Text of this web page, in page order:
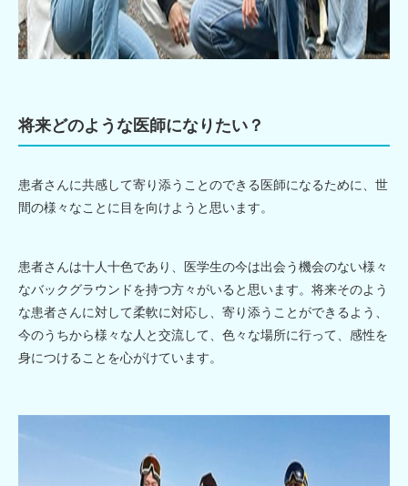
将来どのような医師になりたい？
患者さんに共感して寄り添うことのできる医師になるために、世
間の様々なことに目を向けようと思います。
患者さんは十人十色であり、医学生の今は出会う機会のない様々
なバックグラウンドを持つ方々がいると思います。将来そのよう
な患者さんに対して柔軟に対応し、寄り添うことができるよう、
今のうちから様々な人と交流して、色々な場所に行って、感性を
身につけることを心がけています。